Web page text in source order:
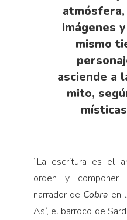
imágenes
mismo
asciende a
mito,
“La escritura es el
orden y componer
narrador de Cobra en
Así, el barroco de